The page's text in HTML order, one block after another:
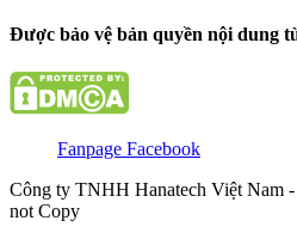
Được bảo vệ bản quyền nội dung
Fanpage Facebook
Công ty TNHH Hanatech Việt Nam
not Copy